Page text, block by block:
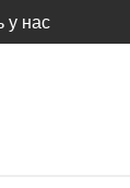
у нас